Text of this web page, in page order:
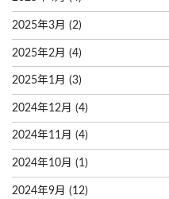
2025年3月 (2)
2025年2月 (4)
2025年1月 (3)
2024年12月 (4)
2024年11月 (4)
2024年10月 (1)
2024年9月 (12)